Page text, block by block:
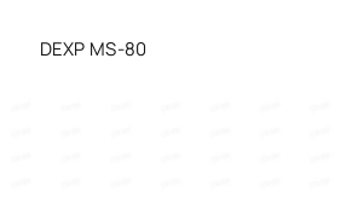
DEXP MS-80